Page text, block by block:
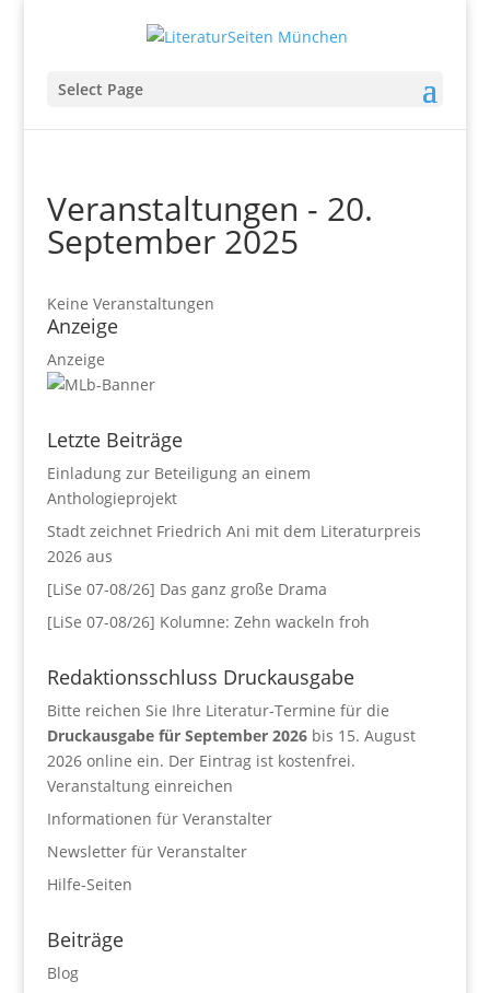
Select Page
Veranstaltungen - 20.
September 2025
Keine Veranstaltungen
Anzeige
Anzeige
Letzte Beiträge
Einladung zur Beteiligung an einem
Anthologieprojekt
Stadt zeichnet Friedrich Ani mit dem Literaturpreis
2026 aus
[LiSe 07-08/26] Das ganz große Drama
[LiSe 07-08/26] Kolumne: Zehn wackeln froh
Redaktionsschluss Druckausgabe
Bitte reichen Sie Ihre Literatur-Termine für die
Druckausgabe für September 2026bis 15. August
2026 online ein. Der Eintrag ist kostenfrei.
Veranstaltung einreichen
Informationen für Veranstalter
Newsletter für Veranstalter
Hilfe-Seiten
Beiträge
Blog